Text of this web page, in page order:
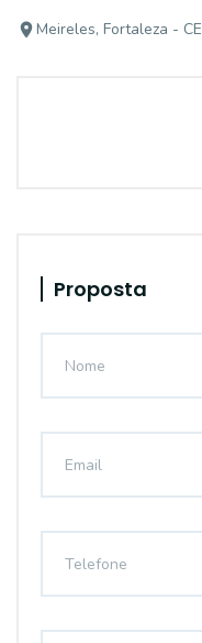
Meireles, Fortaleza - CE
Proposta